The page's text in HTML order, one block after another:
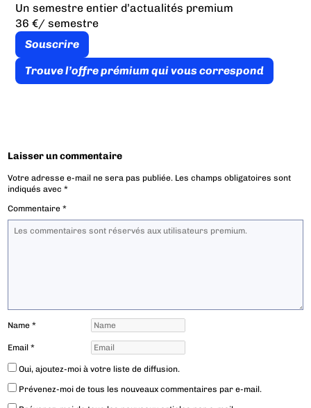
Un semestre entier d’actualités premium
36 €/ semestre
Souscrire
Trouve l’offre prémium qui vous correspond
Laisser un commentaire
Votre adresse e-mail ne sera pas publiée. Les champs obligatoires sont
indiqués avec*
Commentaire*
Name*
Email*
Oui, ajoutez-moi à votre liste de diffusion.
Prévenez-moi de tous les nouveaux commentaires par e-mail.